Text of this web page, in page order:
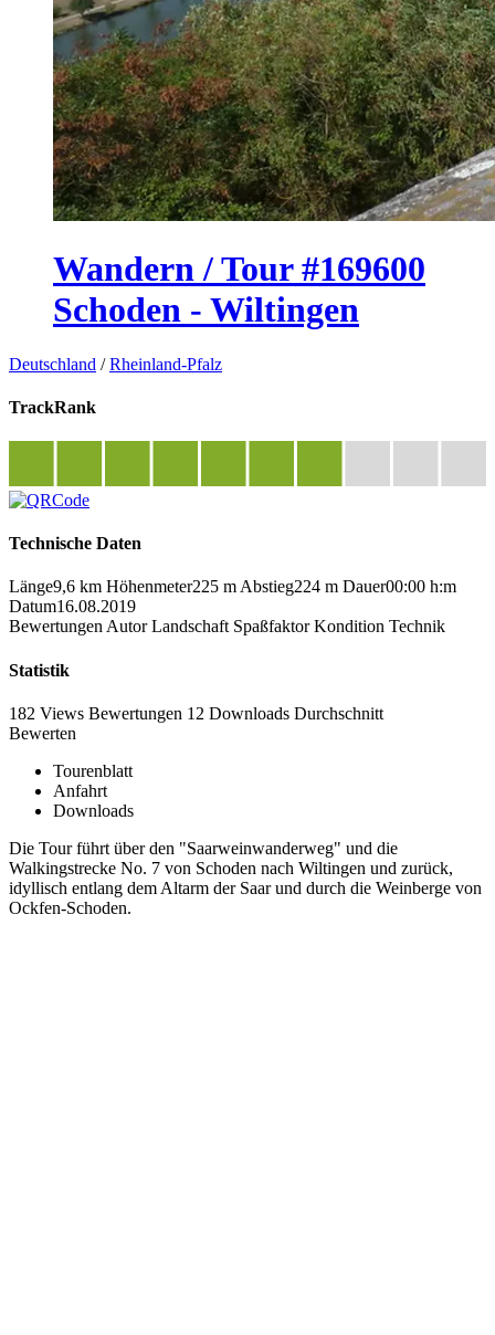
Wandern / Tour #169600
Schoden - Wiltingen
Deutschland /Rheinland-Pfalz
TrackRank
Technische Daten
Länge9,6 km Höhenmeter225 m Abstieg224 m Dauer00:00 h:m
Datum16.08.2019
Bewertungen Autor Landschaft Spaßfaktor Kondition Technik
Statistik
182 Views Bewertungen 12 Downloads Durchschnitt
Bewerten
Tourenblatt
Anfahrt
Downloads
Die Tour führt über den "Saarweinwanderweg" und die
Walkingstrecke No. 7 von Schoden nach Wiltingen und zurück,
idyllisch entlang dem Altarm der Saar und durch die Weinberge von
Ockfen-Schoden.